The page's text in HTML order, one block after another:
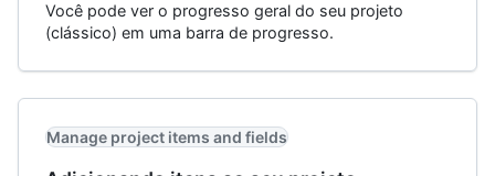
Você pode ver o progresso geral do seu projeto
(clássico) em uma barra de progresso.
Manage project items and fields